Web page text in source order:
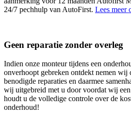
24/7 pechhulp van AutoFirst. Lees meer
Geen reparatie zonder overleg
Indien onze monteur tijdens een
onverhoopt gebreken ontdekt nemen wij
benodigde reparaties en daarmee
wij uitgebreid met u door voordat wij
houdt u de volledige controle over de
onderhoud!